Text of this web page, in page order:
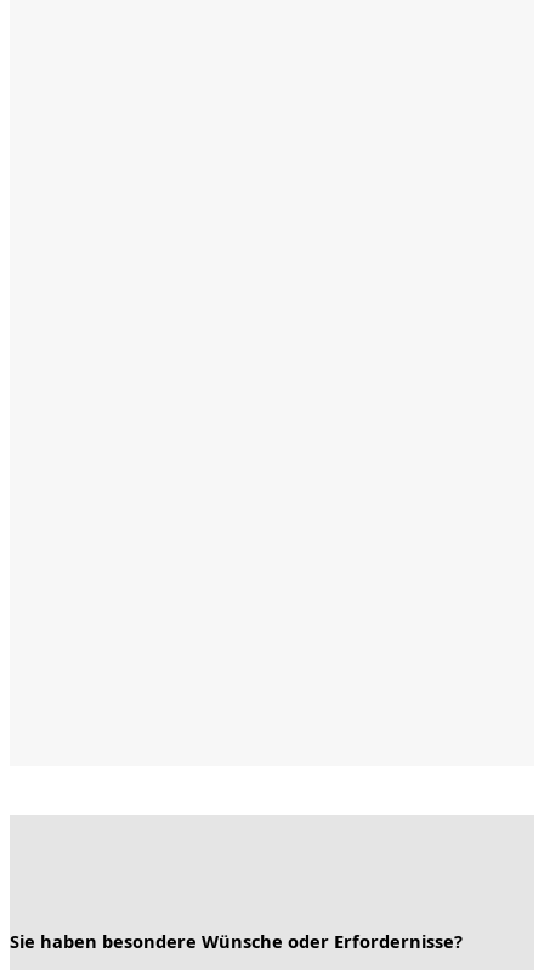
Sie haben besondere Wünsche oder Erfordernisse?